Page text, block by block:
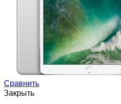
Сравнить
Закрыть